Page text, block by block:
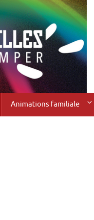
Animations familiale